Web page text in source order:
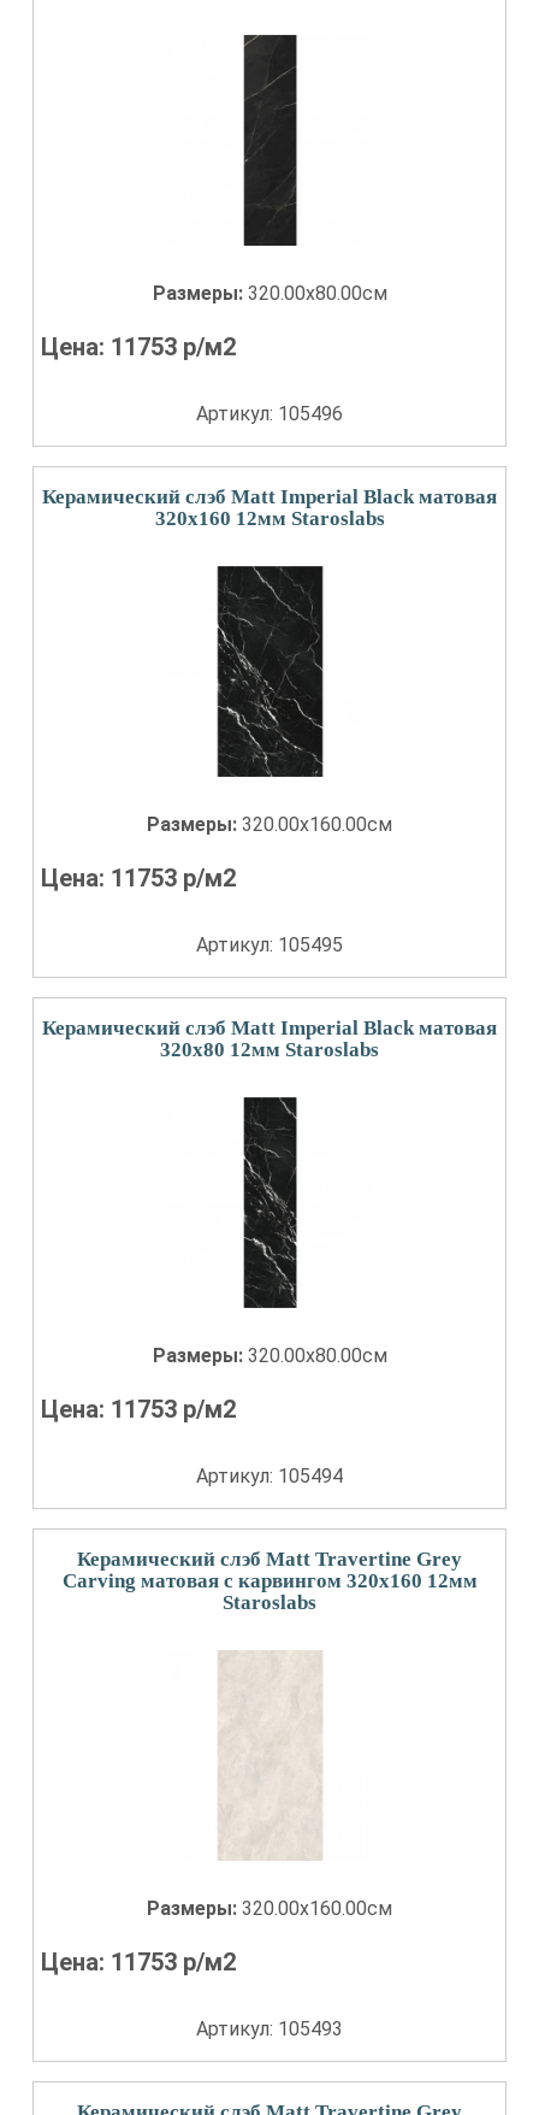
Размеры: 320.00x80.00см
Цена: 11753 р/м2
Артикул: 105496
Керамический слэб Matt Imperial Black матовая
320x160 12мм Staroslabs
Размеры: 320.00x160.00см
Цена: 11753 р/м2
Артикул: 105495
Керамический слэб Matt Imperial Black матовая
320x80 12мм Staroslabs
Размеры: 320.00x80.00см
Цена: 11753 р/м2
Артикул: 105494
Керамический слэб Matt Travertine Grey
Carving матовая с карвингом 320x160 12мм
Staroslabs
Размеры: 320.00x160.00см
Цена: 11753 р/м2
Артикул: 105493